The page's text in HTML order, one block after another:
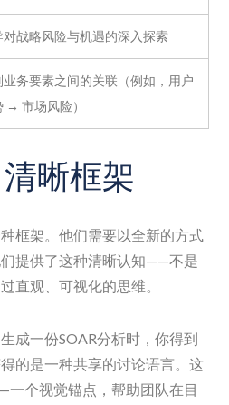
对战略风险与机遇的深入探索
业务要素之间的关联（例如，用户
→ 市场风险）
晰框架
框架。他们需要以全新的方式
提供了这种清晰认知——不是
直观、可视化的思维。
成一份SOAR分析时，你得到
的是一种共享的讨论语言。这
个视觉锚点，帮助团队在目